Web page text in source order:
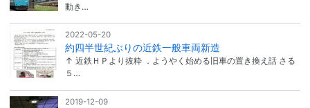
動き…
2022-05-20
約四半世紀ぶりの近鉄一般車両新造
↑ 近鉄ＨＰより抜粋 ．ようやく始める旧車の置き換え話 さる
５…
2019-12-09